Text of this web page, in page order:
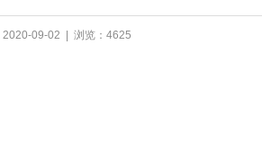
2020-09-02 | 浏览：4625